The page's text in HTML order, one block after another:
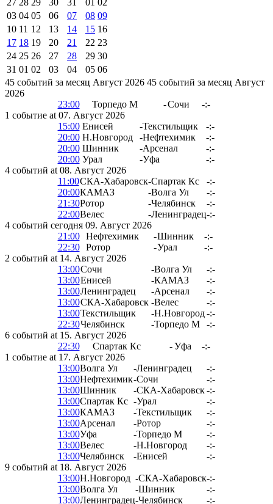
03 04 05 06 07 08 09
10 11 12 13 14 15 16
17 18 19 20 21 22 23
24 25 26 27 28 29 30
31 01 02 03 04 05 06
45 событий за месяц Август 2026 45 событий за месяц Август
2026
23:00
Торпедо М -Сочи
-:-
1 событие at 07. Август 2026
15:00 Енисей -Текстильщик
-:-
20:00 Н.Новгород -Нефтехимик
-:-
20:00 Шинник -Арсенал
-:-
20:00 Урал -Уфа
-:-
4 событий at 08. Август 2026
11:00СКА-Хабаровск-Спартак Кс
-:-
20:00КАМАЗ -Волга Ул
-:-
21:30Ротор -Челябинск
-:-
22:00Велес -Ленинградец-:-
4 событий сегодня 09. Август 2026
21:00
Нефтехимик -Шинник
-:-
22:30
Ротор -Урал
-:-
2 событий at 14. Август 2026
13:00Сочи -Волга Ул
-:-
13:00Енисей -КАМАЗ
-:-
13:00Ленинградец -Арсенал
-:-
13:00СКА-Хабаровск -Велес
-:-
13:00Текстильщик -Н.Новгород -:-
22:30Челябинск -Торпедо М
-:-
6 событий at 15. Август 2026
22:30
Спартак Кс - Уфа
-:-
1 событие at 17. Август 2026
13:00Волга Ул -Ленинградец
-:-
13:00Нефтехимик-Сочи
-:-
13:00Шинник -СКА-Хабаровск -:-
13:00Спартак Кс -Урал
-:-
13:00КАМАЗ -Текстильщик
-:-
13:00Арсенал -Ротор
-:-
13:00Уфа -Торпедо М
-:-
13:00Велес -Н.Новгород
-:-
13:00Челябинск -Енисей
-:-
9 событий at 18. Август 2026
13:00Н.Новгород -СКА-Хабаровск-:-
13:00Волга Ул -Шинник
-:-
13:00Ленинградец-Челябинск -:-